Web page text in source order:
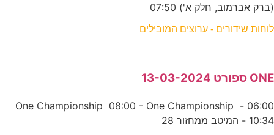
(ברק אברמוב, חלק א') 07:50
לוחות שידורים - ערוצים המובילים
ONE ספורט 13-03-2024
06:00 - One Championship 08:00 - One Championship
10:34 - המיטב ממחזור 28